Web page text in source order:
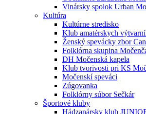
Vinársky spolok Urban
Kultúra
Kultúrne stredisko
Klub amatérskych
Ženský spevácky zbor
Folklórna skupina
DH Močenská kapela
Klub tvorivosti pri KS
Močenskí speváci
Zúgovanka
Folklórny súbor Sečkár
Športové kluby
Hádzanársky klub